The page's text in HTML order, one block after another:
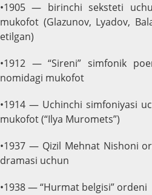
•1905 — birinchi seksteti
mukofot (Glazunov, Lyadov,
etilgan)
•1912 — “Sireni” simfonik
nomidagi mukofot
•1914 — Uchinchi simfoniyasi
mukofot (“Ilya Muromets”)
•1937 — Qizil Mehnat Nishoni
dramasi uchun
•1938 — “Hurmat belgisi” ordeni